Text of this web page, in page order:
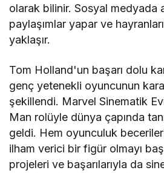
olarak bilinir. Sosyal medyada
paylaşımlar yapar ve
yaklaşır.
Tom Holland'un başarı dolu
genç yetenekli oyuncunun
şekillendi. Marvel Sinematik
Man rolüyle dünya çapında
geldi. Hem oyunculuk
ilham verici bir figür olmayı
projeleri ve başarılarıyla da